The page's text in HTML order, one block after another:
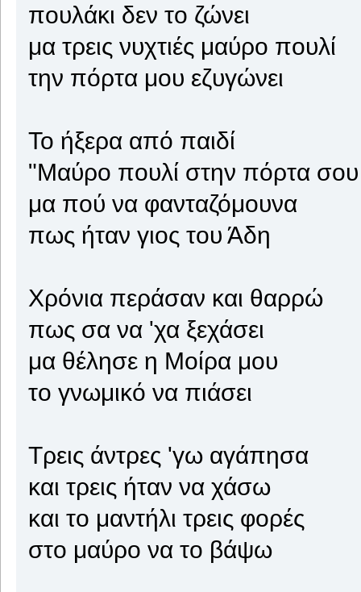
πουλάκι δεν το ζώνει
μα τρεις νυχτιές μαύρο πουλί
την πόρτα μου εζυγώνει
Το ήξερα από παιδί
"Μαύρο πουλί στην πόρτα σου
μα πού να φανταζόμουνα
πως ήταν γιος του Άδη
Χρόνια περάσαν και θαρρώ
πως σα να 'χα ξεχάσει
μα θέλησε η Μοίρα μου
το γνωμικό να πιάσει
Τρεις άντρες 'γω αγάπησα
και τρεις ήταν να χάσω
και το μαντήλι τρεις φορές
στο μαύρο να το βάψω